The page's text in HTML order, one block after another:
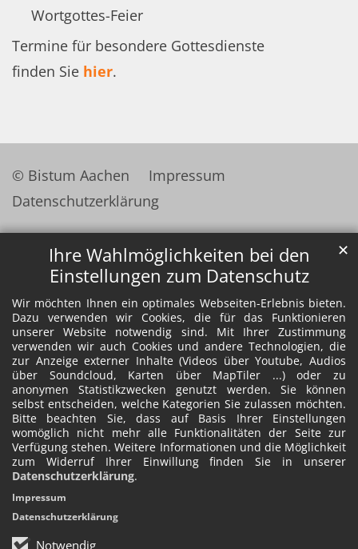
Ihre Wahlmöglichkeiten bei den
Einstellungen zum Datenschutz
Wir möchten Ihnen ein optimales Webseiten-Erlebnis bieten.
Dazu verwenden wir Cookies, die für das Funktionieren
unserer Website notwendig sind. Mit Ihrer Zustimmung
verwenden wir auch Cookies und andere Technologien, die
zur Anzeige externer Inhalte (Videos über Youtube, Audios
über Soundcloud, Karten über MapTiler ...) oder zu
anonymen Statistikzwecken genutzt werden. Sie können
selbst entscheiden, welche Kategorien Sie zulassen möchten.
Bitte beachten Sie, dass auf Basis Ihrer Einstellungen
womöglich nicht mehr alle Funktionalitäten der Seite zur
Verfügung stehen. Weitere Informationen und die Möglichkeit
zum Widerruf Ihrer Einwillung finden Sie in unserer
Datenschutzerklärung.
Notwendig
✕
Impressum
Datenschutzerklärung
Wortgottes-Feier
Termine für besondere Gottesdienste
finden Sie hier.
© Bistum Aachen
Impressum
Datenschutzerklärung